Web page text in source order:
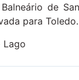
de
para Toledo.
Lago